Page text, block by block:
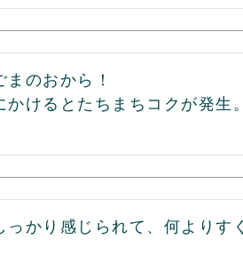
のおから！
けるとたちまちコクが発生
かり感じられて、何よりす